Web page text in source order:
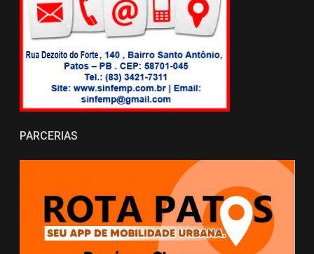
PARCERIAS